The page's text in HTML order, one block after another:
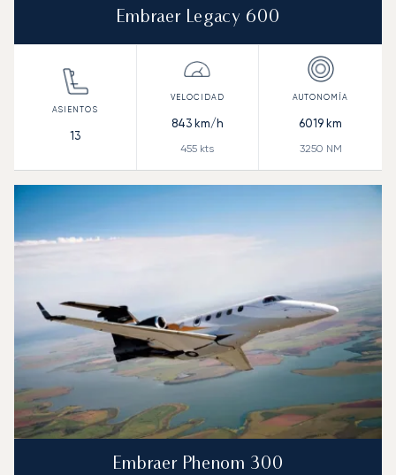
Embraer Legacy 600
13
843km/h
455 kts
6019 km
3250 NM
Embraer Phenom 300